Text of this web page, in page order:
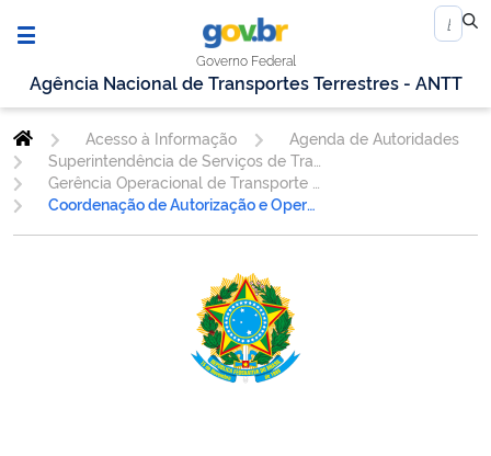
Governo Federal
Agência Nacional de Transportes Terrestres - ANTT
Acesso à Informação
Agenda de Autoridades
Coordenação de Autorização e Operações do Transporte Internacional de Passageiros - COTIN